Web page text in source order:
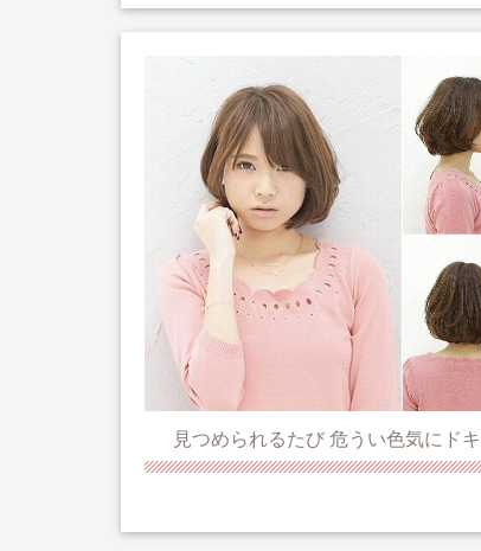
見つめられるたび 危うい色気にド